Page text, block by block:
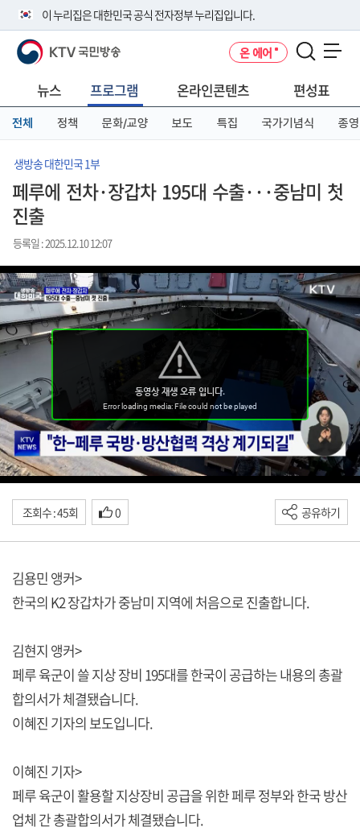
이 누리집은 대한민국 공식 전자정부 누리집입니다.
공식 누리집 주소 확인하기
니다.
이밖에 or.kr 또는 .kr등 다른 도메인 주소를 사용하고 있다면 아래 URL에
서 도메인 주소를 확인해 보세요
KTV 국민방송 온 에어
뉴스 프로그램 온라인콘텐츠 편성표
전체 정책 문화/교양 보도 특집 국가기념식 종영
생방송 대한민국 1부
페루에 전차·장갑차 195대 수출···중남미 첫
진출
등록일 : 2025.12.10 12:07
조회수 : 45회 0 공유하기
김용민 앵커>
한국의 K2 장갑차가 중남미 지역에 처음으로 진출합니다.
김현지 앵커>
페루 육군이 쓸 지상 장비 195대를 한국이 공급하는 내용의 총괄
합의서가 체결됐습니다.
이혜진 기자의 보도입니다.
이혜진 기자>
페루 육군이 활용할 지상장비 공급을 위한 페루 정부와 한국 방산
업체 간 총괄합의서가 체결됐습니다.